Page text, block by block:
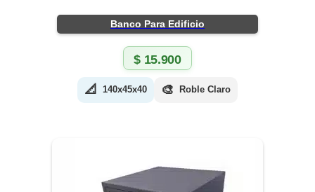
Banco Para Edificio
$15.900
📐 140x45x40 🎨 Roble Claro